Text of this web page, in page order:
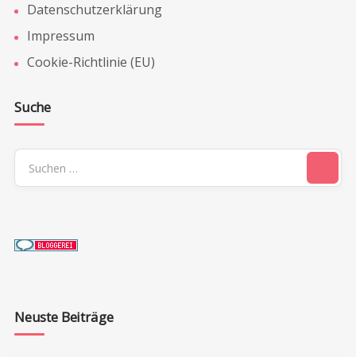
Datenschutzerklärung
Impressum
Cookie-Richtlinie (EU)
Suche
Suchen
nach:
Neuste Beiträge